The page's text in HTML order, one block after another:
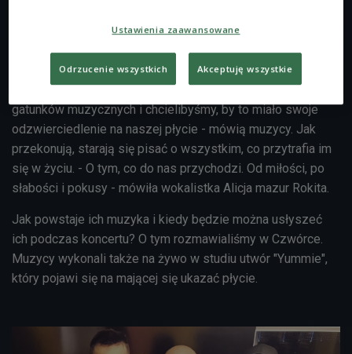
albumu, złożony z około 10 utworów, utrzymanych w
różnych klimatach. Nad materiałem pracują we własnym
studiu. - Wiosną albo latem krążek powinien się ukazać,
jesteśmy w połowie pracy. Każdy z nas słucha innych
gatunków muzycznych i chcielibyśmy, by to miało swoje
odzwierciedlenie na naszej płycie - mówią muzycy. Jak
przekonują, starają się pisać o wszystkim, co przytrafia im
się w życiu. - O tym, co do nas przychodzi. Od miłości, po
słabości i pokusy - mówiła wokalistka Alicja mazur Rokita.
Jak powstaje ich muzyka i kiedy będzie można usłyszeć
ich podczas koncertu? O tym rozmawialiśmy w Czwórce.
Muzycy wykonali także na żywo w studiu utwór "Yummie",
który pojawi się na mającej się ukazać płycie.
Ustawienia zaawansowane
Odrzucenie wszystkich Akceptuję wszystkie